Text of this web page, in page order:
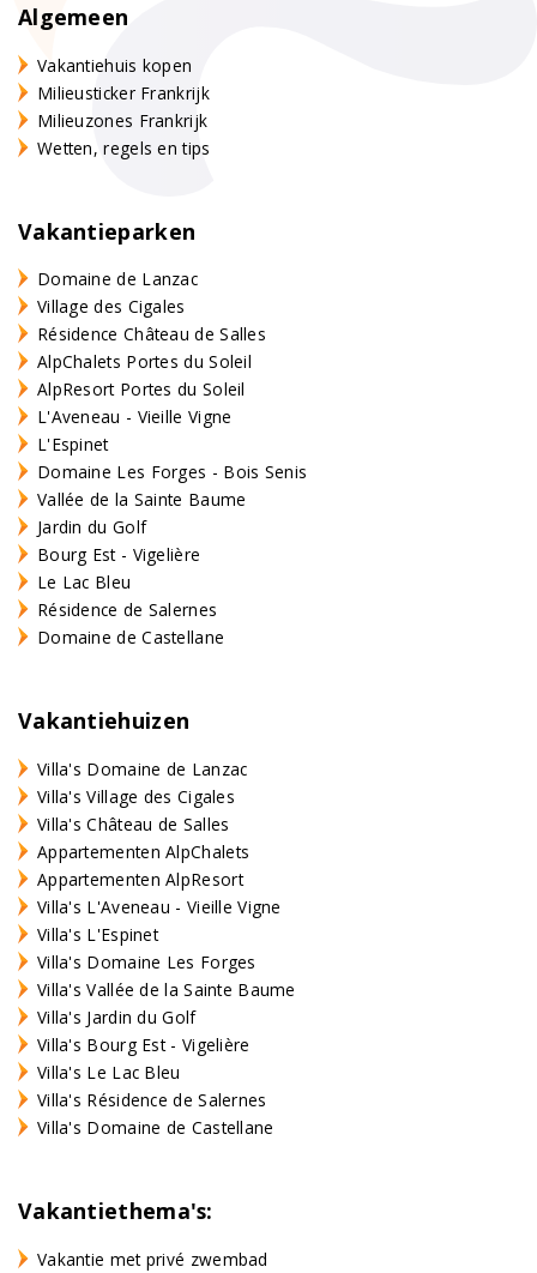
Algemeen
Vakantiehuis kopen
Milieusticker Frankrijk
Milieuzones Frankrijk
Wetten, regels en tips
Vakantieparken
Domaine de Lanzac
Village des Cigales
Résidence Château de Salles
AlpChalets Portes du Soleil
AlpResort Portes du Soleil
L'Aveneau - Vieille Vigne
L'Espinet
Domaine Les Forges - Bois Senis
Vallée de la Sainte Baume
Jardin du Golf
Bourg Est - Vigelière
Le Lac Bleu
Résidence de Salernes
Domaine de Castellane
Vakantiehuizen
Villa's Domaine de Lanzac
Villa's Village des Cigales
Villa's Château de Salles
Appartementen AlpChalets
Appartementen AlpResort
Villa's L'Aveneau - Vieille Vigne
Villa's L'Espinet
Villa's Domaine Les Forges
Villa's Vallée de la Sainte Baume
Villa's Jardin du Golf
Villa's Bourg Est - Vigelière
Villa's Le Lac Bleu
Villa's Résidence de Salernes
Villa's Domaine de Castellane
Vakantiethema's:
Vakantie met privé zwembad